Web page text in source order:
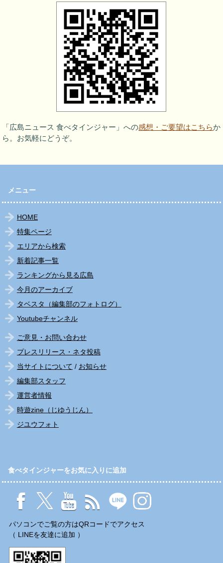
「広島ニュース 食べタインジャー」への感想・ご要望はこちらか
ら。お気軽にどうぞ。
メニュー
HOME
特集ページ
エリアから検索
新着記事一覧
ランキングから見る広島
今月のアーカイブ
タベスタ（編集部のフォトログ）
Youtubeチャンネル
ご意見・お問い合わせ
プレスリリース・ネタ投稿
当サイトについて / お知らせ
編集部スタッフ
運営者情報
時遊zine（じゆうじん）
ジユウフォト
食べタインジャーをお気に入りに追加
パソコンでご覧の方はQRコードでアクセス
（ LINEを友達に追加 ）